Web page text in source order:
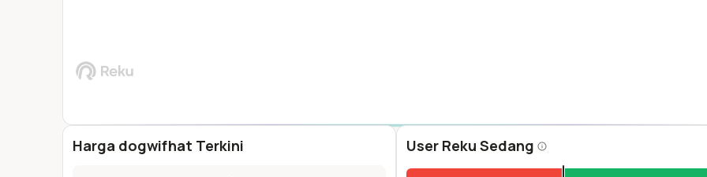
Harga dogwifhat Terkini User Reku Sedang